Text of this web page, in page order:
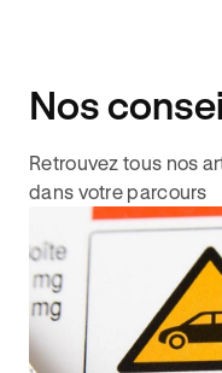
Nos
Retrouvez tous nos
dans votre parcours